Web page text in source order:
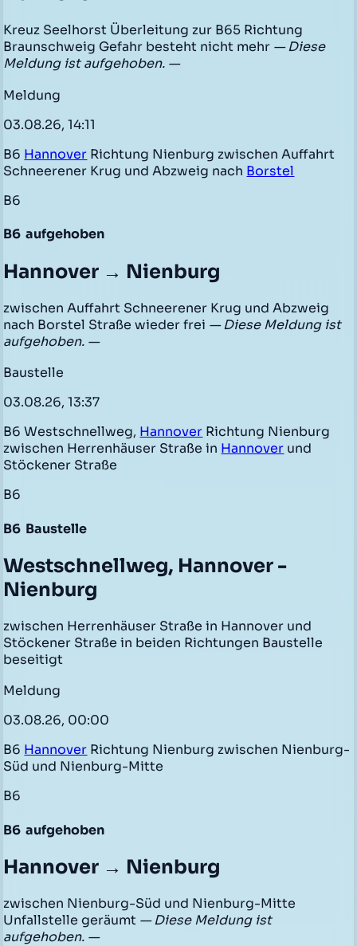
Kreuz Seelhorst Überleitung zur B65 Richtung
Braunschweig Gefahr besteht nicht mehr — Diese
Meldung ist aufgehoben. —
Meldung
03.08.26, 14:11
B6 Hannover Richtung Nienburg zwischen Auffahrt
Schneerener Krug und Abzweig nach Borstel
B6
B6 aufgehoben
Hannover → Nienburg
zwischen Auffahrt Schneerener Krug und Abzweig
nach Borstel Straße wieder frei — Diese Meldung ist
aufgehoben. —
Baustelle
03.08.26, 13:37
B6 Westschnellweg, Hannover Richtung Nienburg
zwischen Herrenhäuser Straße in Hannover und
Stöckener Straße
B6
B6 Baustelle
Westschnellweg, Hannover -
Nienburg
zwischen Herrenhäuser Straße in Hannover und
Stöckener Straße in beiden Richtungen Baustelle
beseitigt
Meldung
03.08.26, 00:00
B6 Hannover Richtung Nienburg zwischen Nienburg-
Süd und Nienburg-Mitte
B6
B6 aufgehoben
Hannover → Nienburg
zwischen Nienburg-Süd und Nienburg-Mitte
Unfallstelle geräumt — Diese Meldung ist
aufgehoben. —